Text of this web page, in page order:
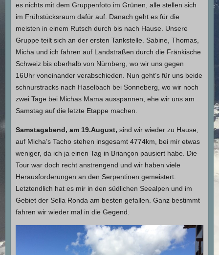
es nichts mit dem Gruppenfoto im Grünen, alle stellen sich
im Frühstücksraum dafür auf. Danach geht es für die
meisten in einem Rutsch durch bis nach Hause. Unsere
Gruppe teilt sich an der ersten Tankstelle. Sabine, Thomas,
Micha und ich fahren auf Landstraßen durch die Fränkische
Schweiz bis oberhalb von Nürnberg, wo wir uns gegen
16Uhr voneinander verabschieden. Nun geht’s für uns beide
schnurstracks nach Haselbach bei Sonneberg, wo wir noch
zwei Tage bei Michas Mama ausspannen, ehe wir uns am
Samstag auf die letzte Etappe machen.
Samstagabend, am 19.August, sind wir wieder zu Hause,
auf Micha’s Tacho stehen insgesamt 4774km, bei mir etwas
weniger, da ich ja einen Tag in Briançon pausiert habe. Die
Tour war doch recht anstrengend und wir haben viele
Herausforderungen an den Serpentinen gemeistert.
Letztendlich hat es mir in den südlichen Seealpen und im
Gebiet der Sella Ronda am besten gefallen. Ganz bestimmt
fahren wir wieder mal in die Gegend.